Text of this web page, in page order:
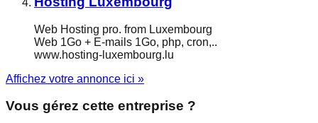
Web Hosting pro. from Luxembourg
Web 1Go + E-mails 1Go, php, cron,..
www.hosting-luxembourg.lu
Affichez votre annonce ici »
Vous gérez cette entreprise ?